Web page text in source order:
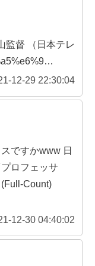
監督 （日本テレ
12-29 22:30:04
ですかwww 日
ロフェッサ
Count)
12-30 04:40:02